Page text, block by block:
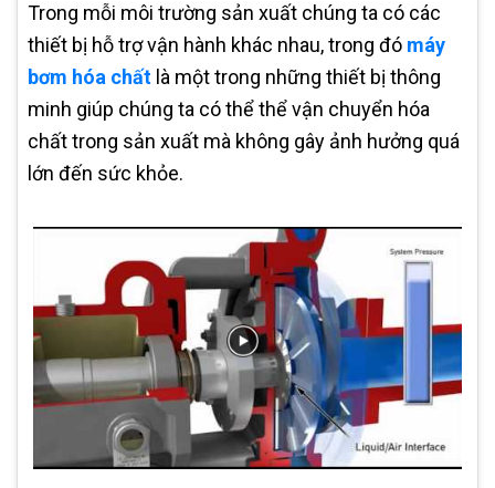
Trong mỗi môi trường sản xuất chúng ta có các
thiết bị hỗ trợ vận hành khác nhau, trong đó máy
bơm hóa chất là một trong những thiết bị thông
minh giúp chúng ta có thể thể vận chuyển hóa
chất trong sản xuất mà không gây ảnh hưởng quá
lớn đến sức khỏe.